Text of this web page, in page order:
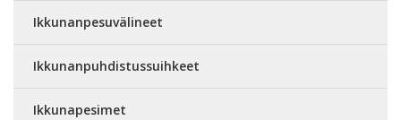
Ikkunanpesuvälineet
Ikkunanpuhdistussuihkeet
Ikkunapesimet